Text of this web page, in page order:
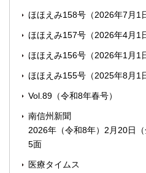
ほほえみ158号（2026年7月1
ほほえみ157号（2026年4月1
ほほえみ156号（2026年1月1
ほほえみ155号（2025年8月1
Vol.89（令和8年春号）
南信州新聞
2026年（令和8年）2月20日（
5面
医療タイムス